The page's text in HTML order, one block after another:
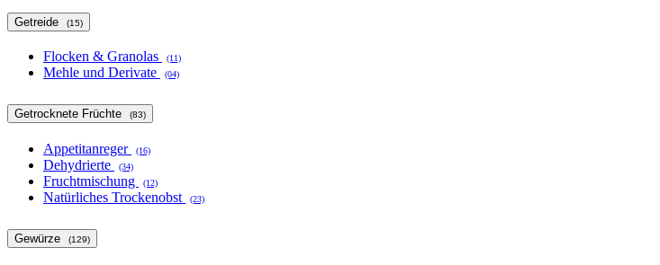
Getreide (15)
Flocken & Granolas (11)
Mehle und Derivate (04)
Getrocknete Früchte (83)
Appetitanreger (16)
Dehydrierte (34)
Fruchtmischung (12)
Natürliches Trockenobst (23)
Gewürze (129)